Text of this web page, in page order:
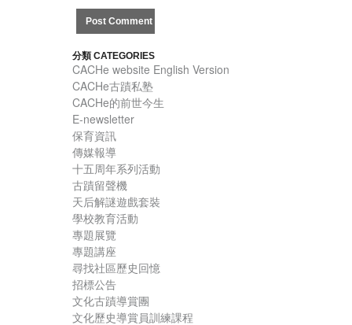
分類 CATEGORIES
CACHe website English Version
CACHe古蹟私塾
CACHe的前世今生
E-newsletter
保育資訊
傳媒報導
十五周年系列活動
古蹟留聲機
天后解謎遊戲套裝
學校教育活動
專題展覽
專題講座
尋找社區歷史回憶
招標公告
文化古蹟導賞團
文化歷史導賞員訓練課程